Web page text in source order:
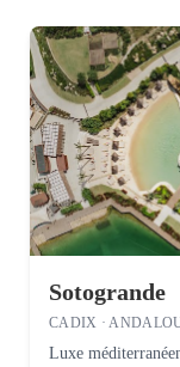
Sotogrande
CADIX ·
Luxe